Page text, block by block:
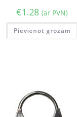
€1.28 (ar PVN)
Pievienot grozam